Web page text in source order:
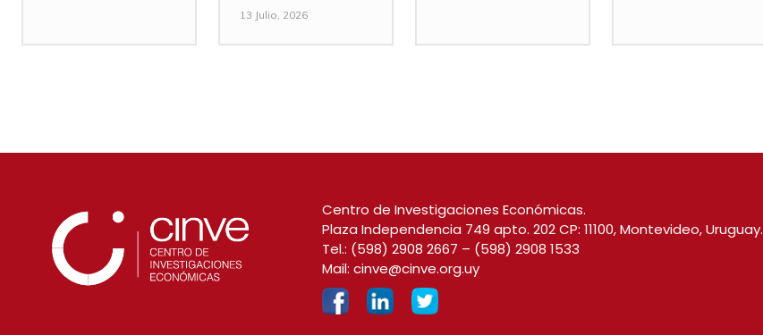
13 Julio, 2026
Centro de Investigaciones Económicas.
Plaza Independencia 749 apto. 202 CP: 11100, Montevideo, Uruguay.
Tel.: (598) 2908 2667 – (598) 2908 1533
Mail: cinve@cinve.org.uy